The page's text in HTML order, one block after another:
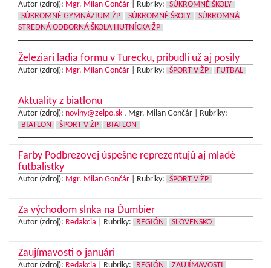
Autor (zdroj): Mgr. Milan Gončár Rubriky:
SÚKROMNÉ ŠKOLY
SÚKROMNÉ GYMNÁZIUM ŽP
SÚKROMNÉ ŠKOLY
SÚKROMNÁ
STREDNÁ ODBORNÁ ŠKOLA HUTNÍCKA ŽP
Železiari ladia formu v Turecku, pribudli už aj posily
Autor (zdroj): Mgr. Milan Gončár Rubriky: ŠPORT V ŽP FUTBAL
Aktuality z biatlonu
Autor (zdroj): noviny@zelpo.sk , Mgr. Milan Gončár |
Rubriky:
BIATLON
ŠPORT V ŽP BIATLON
Farby Podbrezovej úspešne reprezentujú aj mladé
futbalistky
Autor (zdroj): Mgr. Milan Gončár Rubriky: ŠPORT V ŽP
Za východom slnka na Ďumbier
Autor (zdroj): Redakcia Rubriky: REGIÓN SLOVENSKO
Zaujímavosti o januári
Autor (zdroj): Redakcia Rubriky: REGIÓN ZAUJÍMAVOSTI